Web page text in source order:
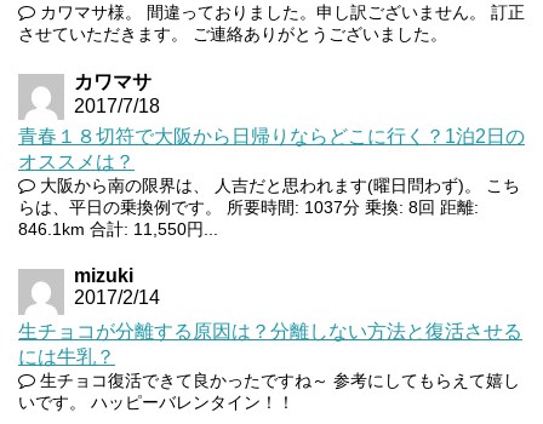
カワマサ様。 間違っておりました。申し訳ございません。 訂正
させていただきます。 ご連絡ありがとうございました。
カワマサ
2017/7/18
青春１８切符で大阪から日帰りならどこに行く？1泊2日の
オススメは？
大阪から南の限界は、 人吉だと思われます(曜日問わず)。 こち
らは、平日の乗換例です。 所要時間: 1037分 乗換: 8回 距離:
846.1km 合計: 11,550円...
mizuki
2017/2/14
生チョコが分離する原因は？分離しない方法と復活させる
には牛乳？
生チョコ復活できて良かったですね～ 参考にしてもらえて嬉し
いです。 ハッピーバレンタイン！！